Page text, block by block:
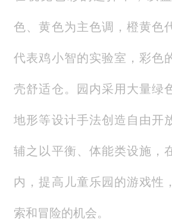
色、黄色为主色调，橙黄色
代表鸡小智的实验室，彩色
壳舒适仓。园内采用大量绿
地形等设计手法创造自由开
辅之以平衡、体能类设施，
内，提高儿童乐园的游戏性
索和冒险的机会。